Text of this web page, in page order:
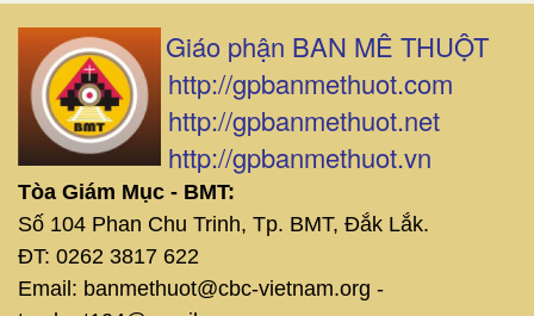
Giáo phận BAN MÊ THUỘT
http://gpbanmethuot.com
http://gpbanmethuot.net
http://gpbanmethuot.vn
Tòa Giám Mục - BMT:
Số 104 Phan Chu Trinh, Tp. BMT, Đắk Lắk.
ĐT: 0262 3817 622
Email: banmethuot@cbc-vietnam.org -